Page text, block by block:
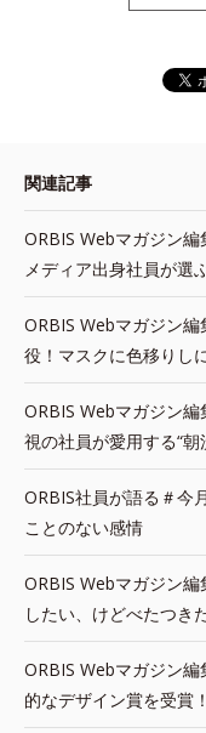
関連記事
ORBIS Webマガジン
メディア出身社員が選
ORBIS Webマガジン
役！マスクに色移りし
ORBIS Webマガジン
視の社員が愛用する“朝
ORBIS社員が語る＃今
ことのない感情
ORBIS Webマガジン
したい、けどべたつき
ORBIS Webマガジン
的なデザイン賞を受賞